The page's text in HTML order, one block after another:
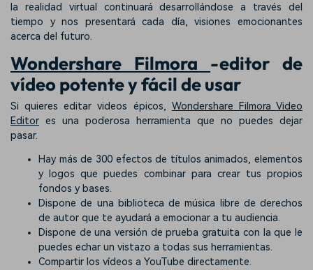
la realidad virtual continuará desarrollándose a través del
tiempo y nos presentará cada día, visiones emocionantes
acerca del futuro.
Wondershare Filmora -editor de
vídeo potente y fácil de usar
Si quieres editar videos épicos, Wondershare Filmora Video
Editor es una poderosa herramienta que no puedes dejar
pasar.
Hay más de 300 efectos de títulos animados, elementos
y logos que puedes combinar para crear tus propios
fondos y bases.
Dispone de una biblioteca de música libre de derechos
de autor que te ayudará a emocionar a tu audiencia.
Dispone de una versión de prueba gratuita con la que le
puedes echar un vistazo a todas sus herramientas.
Compartir los vídeos a YouTube directamente.